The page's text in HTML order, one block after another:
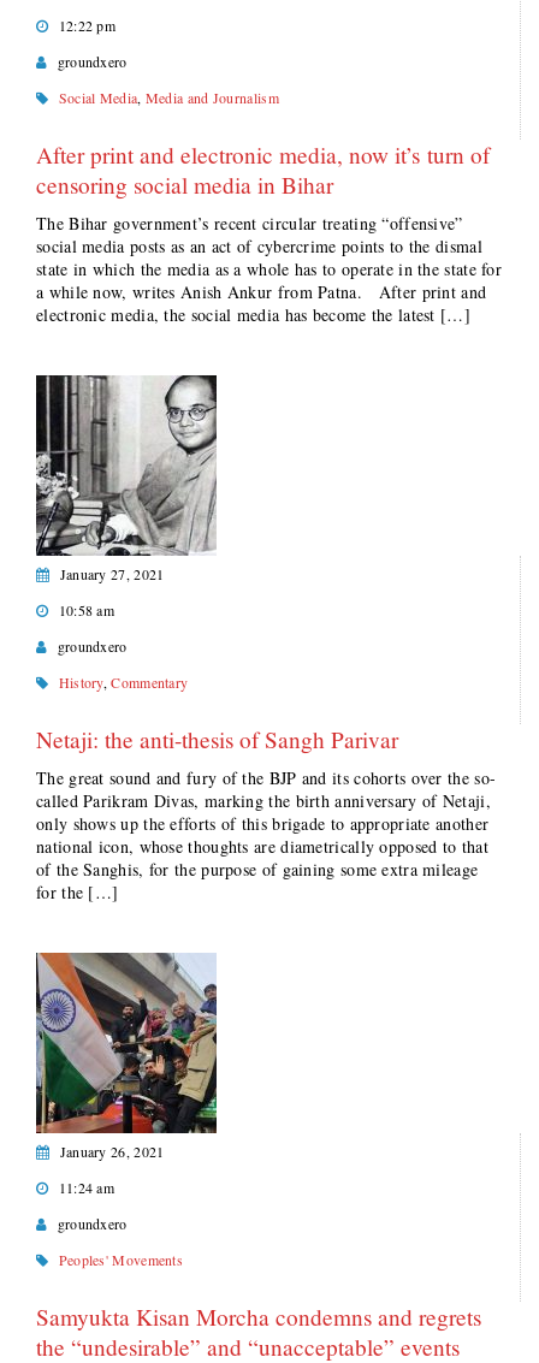
12:22 pm
groundxero
Social Media, Media and Journalism
After print and electronic media, now it’s turn of
censoring social media in Bihar
The Bihar government’s recent circular treating “offensive”
social media posts as an act of cybercrime points to the dismal
state in which the media as a whole has to operate in the state for
a while now, writes Anish Ankur from Patna. After print and
electronic media, the social media has become the latest […]
January 27, 2021
10:58 am
groundxero
History,Commentary
Netaji: the anti-thesis of Sangh Parivar
The great sound and fury of the BJP and its cohorts over the so-
called Parikram Divas, marking the birth anniversary of Netaji,
only shows up the efforts of this brigade to appropriate another
national icon, whose thoughts are diametrically opposed to that
of the Sanghis, for the purpose of gaining some extra mileage
for the […]
January 26, 2021
11:24 am
groundxero
Peoples' Movements
Samyukta Kisan Morcha condemns and regrets
the “undesirable” and “unacceptable” events